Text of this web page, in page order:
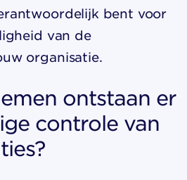
bent voor
van de
organisatie.
ontstaan er
controle van